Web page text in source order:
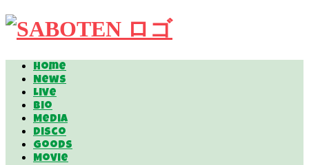
Home
News
Live
Bio
Media
Disco
Goods
Movie